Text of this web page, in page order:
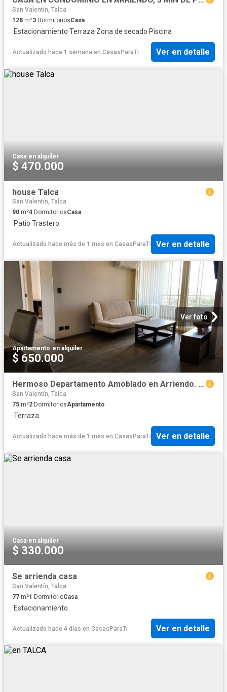
San Valentín, Talca
128 m²3 DormitoriosCasa
·Estacionamiento·Terraza·Zona de secado·Piscina
Actualizado hace 1 semana en CasasParaTi Ver en detalle
Casa·en alquiler
$ 470.000
house Talca
San Valentín, Talca
90 m²4 DormitoriosCasa
·Patio·Trastero
Actualizado hace más de 1 mes en CasasParaTi Ver en detalle
Ver foto
Apartamento·en alquiler
$ 650.000
Hermoso Departamento Amoblado en Arriendo. Avda. Lircay!
San Valentín, Talca
75 m²2 DormitoriosApartamento
·Terraza
Actualizado hace más de 1 mes en CasasParaTi Ver en detalle
Casa·en alquiler
$ 330.000
Se arrienda casa
San Valentín, Talca
77 m²1 DormitorioCasa
·Estacionamiento
Actualizado hace 4 días en CasasParaTi Ver en detalle